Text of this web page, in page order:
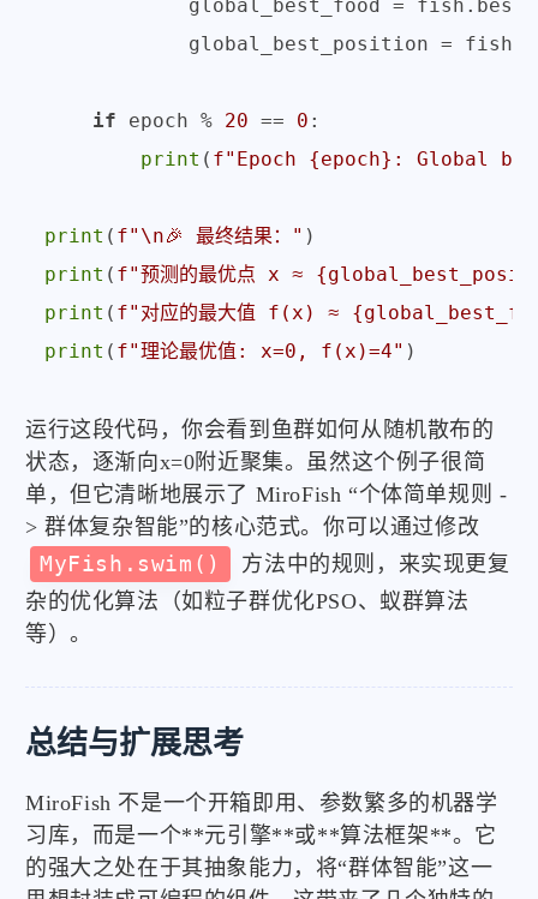
global_best_food =
global_best_position =
if epoch % 20 == 0 :
print ( f"Epoch {epoch} : Global
print ( f"\n🎉 最终结果："
print ( f"预测的最优点 x ≈
print ( f"对应的最大值 f(x) ≈
print ( f"理论最优值: x=0, f(x)=4"
运行这段代码，你会看到鱼群如何从随机散布的
状态，逐渐向x=0附近聚集。虽然这个例子很简
单，但它清晰地展示了 MiroFish “个体简单规则 -
> 群体复杂智能”的核心范式。你可以通过修改
MyFish.swim()
方法中的规则，来实现更复
杂的优化算法（如粒子群优化PSO、蚁群算法
等）。
总结与扩展思考
MiroFish 不是一个开箱即用、参数繁多的机器学
习库，而是一个**元引擎**或**算法框架**。它
的强大之处在于其抽象能力，将“群体智能”这一